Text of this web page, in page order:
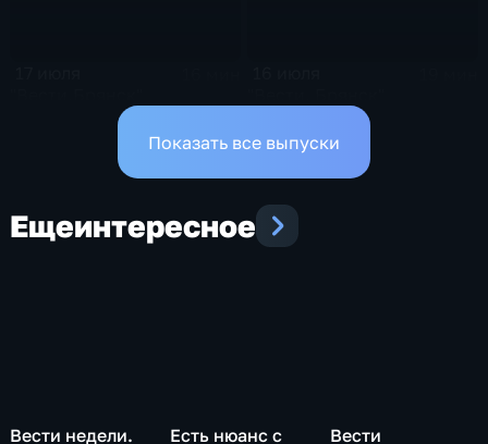
Показать все выпуски
Ещеинтересное
Вести недели.
Есть нюанс с
Вести